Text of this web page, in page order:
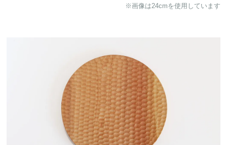
※画像は24cmを使用しています